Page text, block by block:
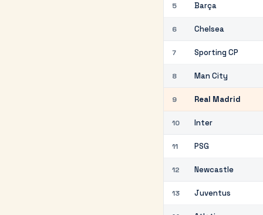
5 Barça
6 Chelsea
7 Sporting CP
8 Man City
9 Real Madrid
10 Inter
11 PSG
12 Newcastle
13 Juventus